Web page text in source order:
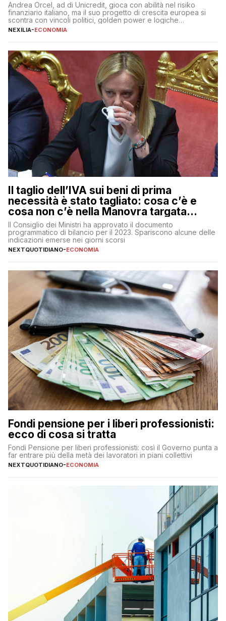
Andrea Orcel, ad di Unicredit, gioca con abilità nel risiko
finanziario italiano, ma il suo progetto di crescita europea si
scontra con vincoli politici, golden power e logiche
protezionistiche. Orcel e la mossa su Generali Andrea Orcel,
NEXILIA-ECONOMIA
Il taglio dell’IVA sui beni di prima
necessità è stato tagliato: cosa c’è e
cosa non c’è nella Manovra targata
Meloni
Il Consiglio dei Ministri ha approvato il documento
programmatico di bilancio per il 2023. Spariscono alcune delle
indicazioni emerse nei giorni scorsi
NEXTQUOTIDIANO-ECONOMIA
Fondi pensione per i liberi professionisti:
ecco di cosa si tratta
Fondi Pensione per liberi professionisti: così il Governo punta a
far entrare più della metà dei lavoratori in piani collettivi
NEXTQUOTIDIANO-ECONOMIA